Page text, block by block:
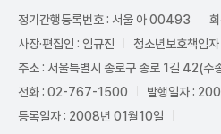
정기간행등록번호 : 서울 아 00493
사장·편집인 : 임규진
청소년보호책임
주소 : 서울특별시 종로구 종로 1길 42(
전화 : 02-767-1500
발행일자 :
등록일자 : 2008년 01월10일